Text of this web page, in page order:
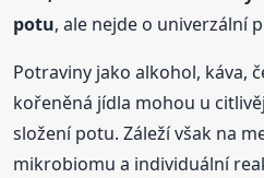
potu, ale nejde o univerzální
Potraviny jako alkohol, káva,
kořeněná jídla mohou u
složení potu. Záleží však na
mikrobiomu a individuální